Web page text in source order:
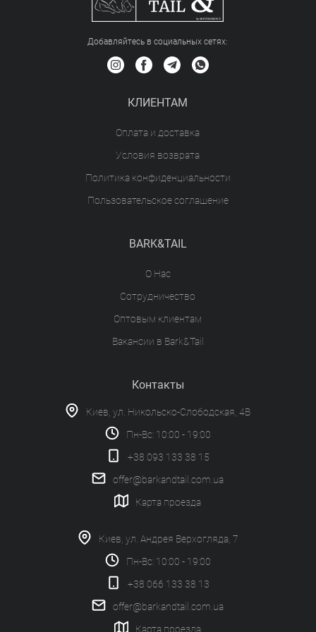
Добавляйтесь в социальных сетяx:
КЛИЕНТАМ
Оплата и доставка
Условия возврата
Политика конфиденциальности
Пользовательское соглашение
BARK&TAIL
О Нас
Сотрудничество
Оптовым клиентам
Вакансии в Bark&Tail
Контакты
Киев, ул. Никольско-Слободская, 4В
Пн-Вс: 10:00 - 19:00
+38 093 133 38 15
offer@barkandtail.com.ua
Карта проезда
Киев, ул. Андрея Верхогляда, 7
Пн-Вс: 10:00 - 19:00
+38 066 133 38 13
offer@barkandtail.com.ua
Карта проезда